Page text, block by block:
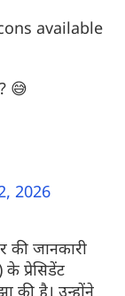
available
😅
2026
की जानकारी
प्रेसिडेंट
की है। उन्होंने